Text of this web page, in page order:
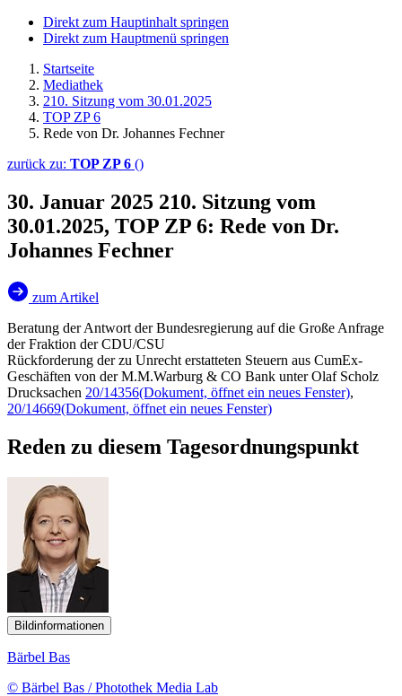
Direkt zum Hauptinhalt springen
Direkt zum Hauptmenü springen
Startseite
Mediathek
210. Sitzung vom 30.01.2025
TOP ZP 6
Rede von Dr. Johannes Fechner
zurück zu: TOP ZP 6 ()
30. Januar 2025 210. Sitzung vom
30.01.2025, TOP ZP 6: Rede von Dr.
Johannes Fechner
zum Artikel
Beratung der Antwort der Bundesregierung auf die Große Anfrage
der Fraktion der CDU/CSU
Rückforderung der zu Unrecht erstatteten Steuern aus CumEx-
Geschäften von der M.M.Warburg & CO Bank unter Olaf Scholz
Drucksachen 20/14356(Dokument, öffnet ein neues Fenster),
20/14669(Dokument, öffnet ein neues Fenster)
Reden zu diesem Tagesordnungspunkt
Bildinformationen
Bärbel Bas
© Bärbel Bas / Photothek Media Lab